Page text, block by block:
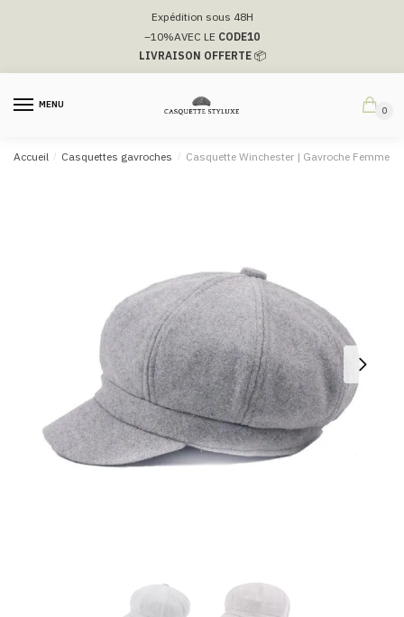
navigation
Expédition sous 48H
–10%AVEC LE CODE10
LIVRAISON OFFERTE📦
MENU
0
Accueil / Casquettes gavroches / Casquette Winchester | Gavroche Femme